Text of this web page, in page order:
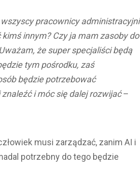
pracownicy administracyjni
innym? Czy ja mam zasoby do
że super specjaliści będą
tym pośrodku, zaś
będzie potrzebować
i móc się dalej rozwijać–
musi zarządzać, zanim AI i
potrzebny do tego będzie